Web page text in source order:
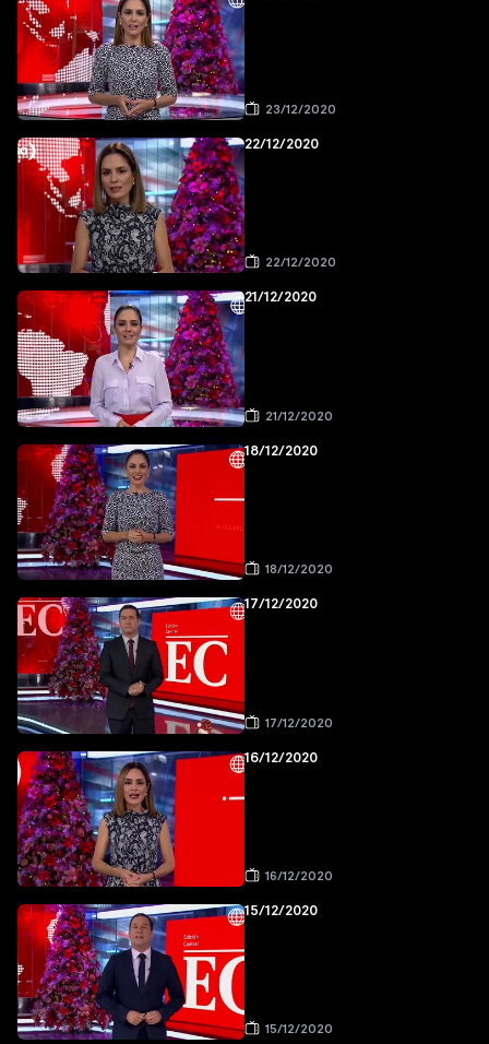
23/12/2020
22/12/2020
22/12/2020
21/12/2020
21/12/2020
18/12/2020
18/12/2020
17/12/2020
17/12/2020
16/12/2020
16/12/2020
15/12/2020
15/12/2020